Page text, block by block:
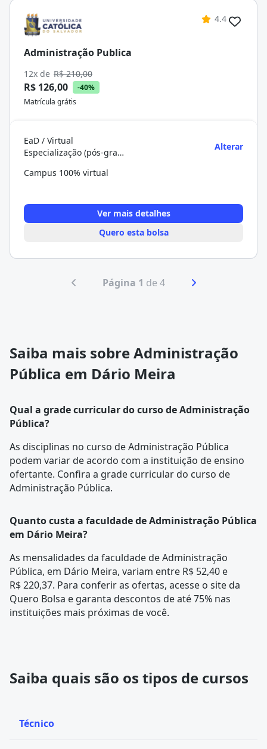
4.4
Administração Publica
12x de R$ 210,00
R$ 126,00
-40%
Matrícula grátis
EaD / Virtual
Especialização (pós-graduação)
Alterar
Campus 100% virtual
Ver mais detalhes
Quero esta bolsa
Página 1 de 4
Saiba mais sobre Administração
Pública em Dário Meira
Qual a grade curricular do curso de Administração
Pública?
As disciplinas no curso de Administração Pública
podem variar de acordo com a instituição de ensino
ofertante. Confira a grade curriculardo curso de
Administração Pública.
Quanto custa a faculdade de Administração Pública
em Dário Meira?
As mensalidades da faculdade de Administração
Pública, em Dário Meira, variam entre R$ 52,40 e
R$ 220,37. Para conferir as ofertas, acesse o site da
Quero Bolsa e garanta descontos de até 75% nas
instituições mais próximas de você.
Saiba quais são os tipos de cursos
Técnico